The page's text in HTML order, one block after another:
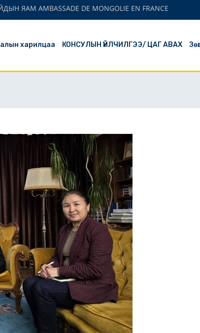
AMBASSADE DE MONGOLIE EN FRANCE
харилцаа КОНСУЛЫН ҮЙЛЧИЛГЭЭ/ ЦАГ АВАХ